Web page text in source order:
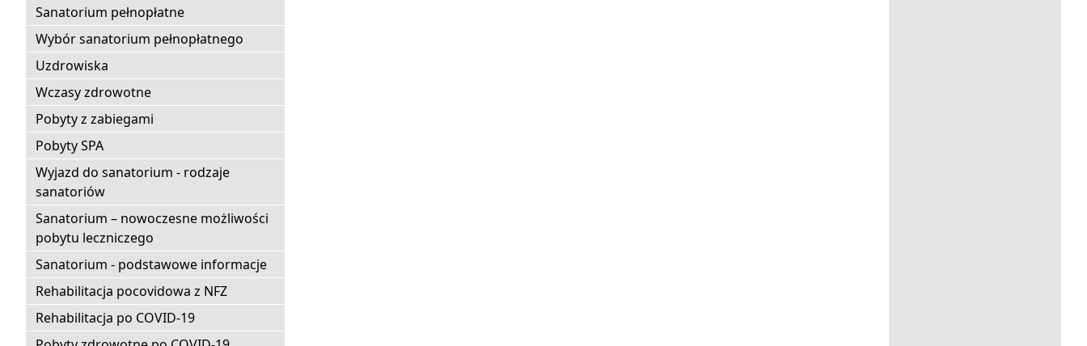
Sanatorium pełnopłatne
Wybór sanatorium pełnopłatnego
Uzdrowiska
Wczasy zdrowotne
Pobyty z zabiegami
Pobyty SPA
Wyjazd do sanatorium - rodzaje
sanatoriów
Sanatorium – nowoczesne możliwości
pobytu leczniczego
Sanatorium - podstawowe informacje
Rehabilitacja pocovidowa z NFZ
Rehabilitacja po COVID-19